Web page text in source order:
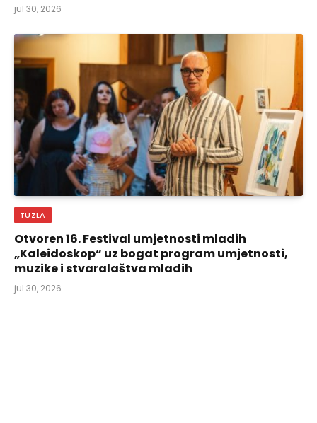
jul 30, 2026
TUZLA
Otvoren 16. Festival umjetnosti mladih
„Kaleidoskop“ uz bogat program umjetnosti,
muzike i stvaralaštva mladih
jul 30, 2026